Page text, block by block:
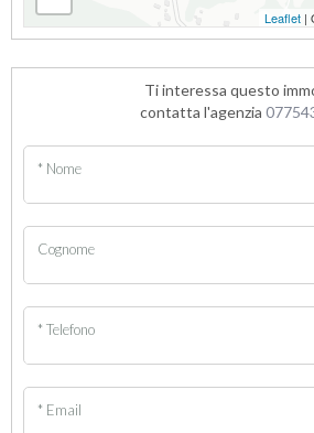
Leaflet |
Ti interessa questo
contatta l'agenzia
* Nome
Cognome
* Telefono
* Email